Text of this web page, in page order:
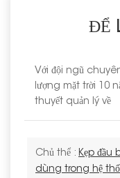
ĐỂ
Với đội ngũ
lượng mặt trời 10
thuyết quản lý về
Chủ thể : Kẹp đầu
dùng trong hệ